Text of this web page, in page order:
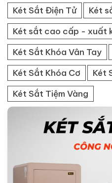
Két Sắt Điện Tử
Két
Két sắt cao cấp - xuất
Két Sắt Khóa Vân Tay
Két Sắt Khóa Cơ
Két
Két Sắt Tiệm Vàng